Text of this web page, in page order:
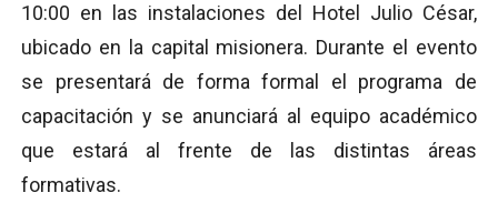
10:00 en las instalaciones del Hotel Julio César,
ubicado en la capital misionera. Durante el evento
se presentará de forma formal el programa de
capacitación y se anunciará al equipo académico
que estará al frente de las distintas áreas
formativas.